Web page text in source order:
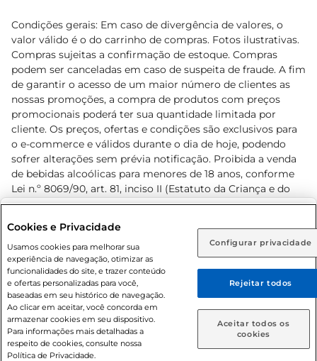
Rio de Janeiro (RJ) Goiás (GO)
Ou
Caso queira comprar online, informe como deseja receber
suas compras:
Entrega em casa Retire em Loja
Condições gerais: Em caso de divergência de valores, o
valor válido é o do carrinho de compras. Fotos ilustrativas.
Compras sujeitas a confirmação de estoque. Compras
podem ser canceladas em caso de suspeita de fraude. A fim
de garantir o acesso de um maior número de clientes as
nossas promoções, a compra de produtos com preços
promocionais poderá ter sua quantidade limitada por
cliente. Os preços, ofertas e condições são exclusivos para
o e-commerce e válidos durante o dia de hoje, podendo
sofrer alterações sem prévia notificação. Proibida a venda
de bebidas alcoólicas para menores de 18 anos, conforme
Lei n.º 8069/90, art. 81, inciso II (Estatuto da Criança e do
Adolescente). Preços e condições exclusivos para o
prévio. O valor mínimo para as compras on-line é de R$
80,00.
© 2026 Copyright. Todos os direitos
reservados Prezunic.
Cookies e Privacidade
Usamos cookies para melhorar sua
experiência de navegação, otimizar as
funcionalidades do site, e trazer conteúdo
e ofertas personalizadas para você,
baseadas em seu histórico de navegação.
Ao clicar em aceitar, você concorda em
armazenar cookies em seu dispositivo.
Para informações mais detalhadas a
respeito de cookies, consulte nossa
Política de Privacidade.
Configurar privacidade
Rejeitar todos
Aceitar todos os
cookies